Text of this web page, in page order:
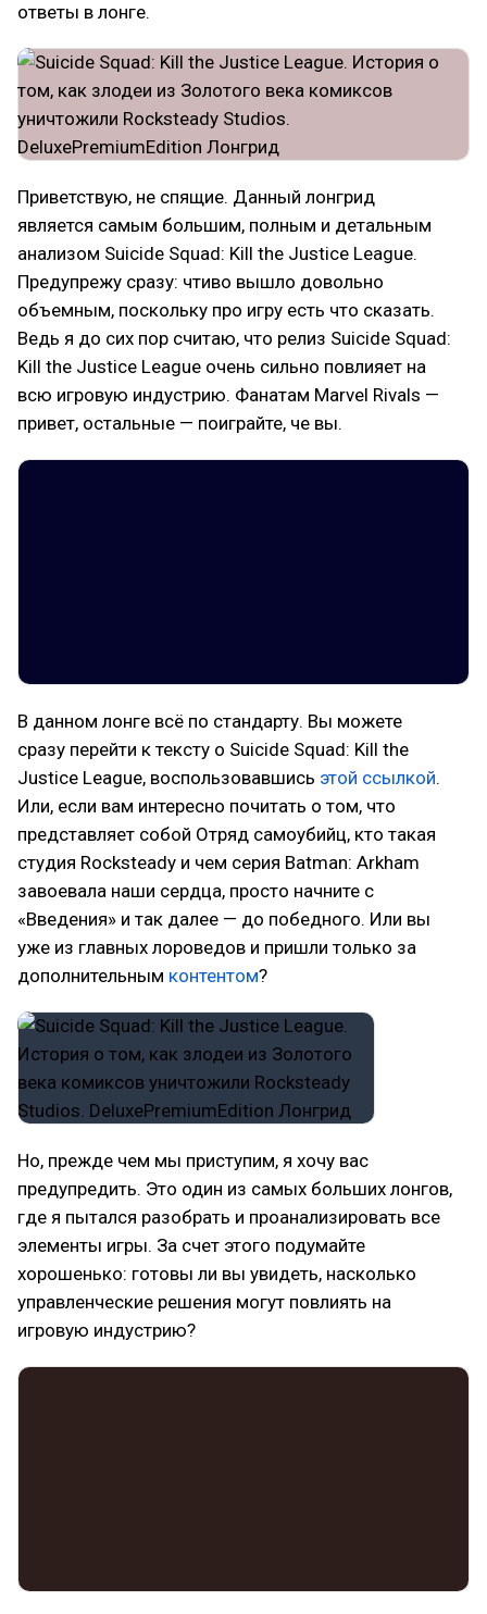
ответы в лонге.
Приветствую, не спящие. Данный лонгрид
является самым большим, полным и детальным
анализом Suicide Squad: Kill the Justice League.
Предупрежу сразу: чтиво вышло довольно
объемным, поскольку про игру есть что сказать.
Ведь я до сих пор считаю, что релиз Suicide Squad:
Kill the Justice League очень сильно повлияет на
всю игровую индустрию. Фанатам Marvel Rivals —
привет, остальные — поиграйте, че вы.
В данном лонге всё по стандарту. Вы можете
сразу перейти к тексту о Suicide Squad: Kill the
Justice League, воспользовавшись этой ссылкой.
Или, если вам интересно почитать о том, что
представляет собой Отряд самоубийц, кто такая
студия Rocksteady и чем серия Batman: Arkham
завоевала наши сердца, просто начните с
«Введения» и так далее — до победного. Или вы
уже из главных лороведов и пришли только за
дополнительным контентом?
Но, прежде чем мы приступим, я хочу вас
предупредить. Это один из самых больших лонгов,
где я пытался разобрать и проанализировать все
элементы игры. За счет этого подумайте
хорошенько: готовы ли вы увидеть, насколько
управленческие решения могут повлиять на
игровую индустрию?